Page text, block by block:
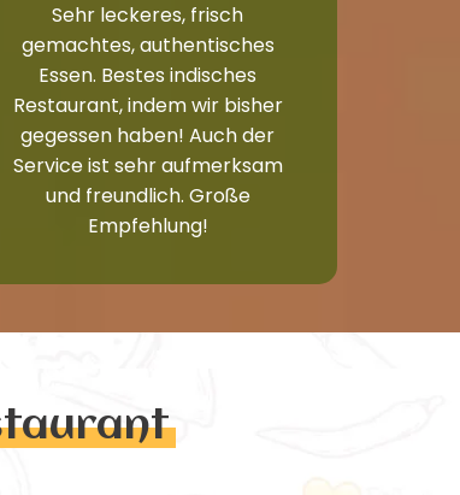
Sehr leckeres, frisch
gemachtes, authentisches
Essen. Bestes indisches
Restaurant, indem wir bisher
gegessen haben! Auch der
Service ist sehr aufmerksam
und freundlich. Große
Empfehlung!